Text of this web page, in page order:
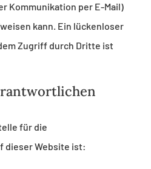
Kommunikation per E-Mail)
kann. Ein lückenloser
Zugriff durch Dritte ist
für die
dieser Website ist: